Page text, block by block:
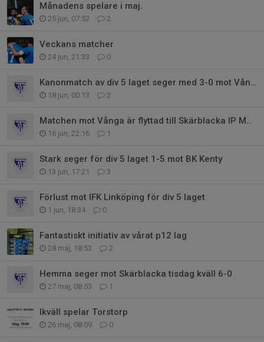
Månadens spelare i maj.
25 jun, 07:52 2
Veckans matcher
24 jun, 21:33 0
Kanonmatch av div 5 laget seger med 3-0 mot Vånga
18 jun, 00:13 2
Matchen mot Vånga är flyttad till Skärblacka IP Matchstart 19,30
16 jun, 22:16 1
Stark seger för div 5 laget 1-5 mot BK Kenty
13 jun, 17:21 3
Förlust mot IFK Linköping för div 5 laget
1 jun, 18:34 0
Fantastiskt initiativ av vårat p12 lag
28 maj, 18:53 2
Hemma seger mot Skärblacka tisdag kväll 6-0
27 maj, 08:53 1
Ikväll spelar Torstorp
26 maj, 08:09 0